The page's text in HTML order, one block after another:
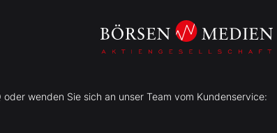
wenden Sie sich an unser Team vom Kundenservice: